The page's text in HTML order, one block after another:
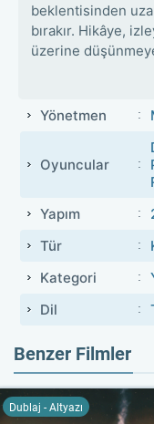
beklentisinden
bırakır. Hikâye,
üzerine
Yönetmen
Oyuncular
Yapım
Tür
Kategori
Dil
Benzer Filmler
Dublaj - Altyazı